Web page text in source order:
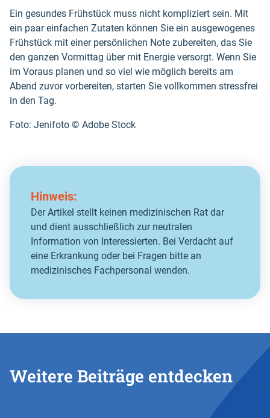
Ein gesundes Frühstück muss nicht kompliziert sein. Mit
ein paar einfachen Zutaten können Sie ein ausgewogenes
Frühstück mit einer persönlichen Note zubereiten, das Sie
den ganzen Vormittag über mit Energie versorgt. Wenn Sie
im Voraus planen und so viel wie möglich bereits am
Abend zuvor vorbereiten, starten Sie vollkommen stressfrei
in den Tag.
Foto: Jenifoto ©️ Adobe Stock
Hinweis:
Der Artikel stellt keinen medizinischen Rat dar
und dient ausschließlich zur neutralen
Information von Interessierten. Bei Verdacht auf
eine Erkrankung oder bei Fragen bitte an
medizinisches Fachpersonal wenden.
Weitere Beiträge entdecken